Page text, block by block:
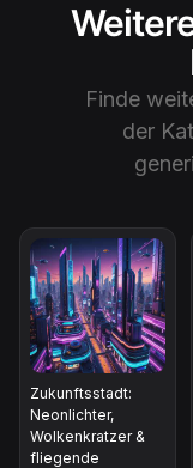
Finde
der
Zukunftsstadt:
Neonlichter,
Wolkenkratzer &
fliegende